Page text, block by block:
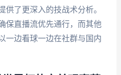
供了更深入的技战术分析。
保直播流优先通行，而其他
一边看球一边在社群与国内